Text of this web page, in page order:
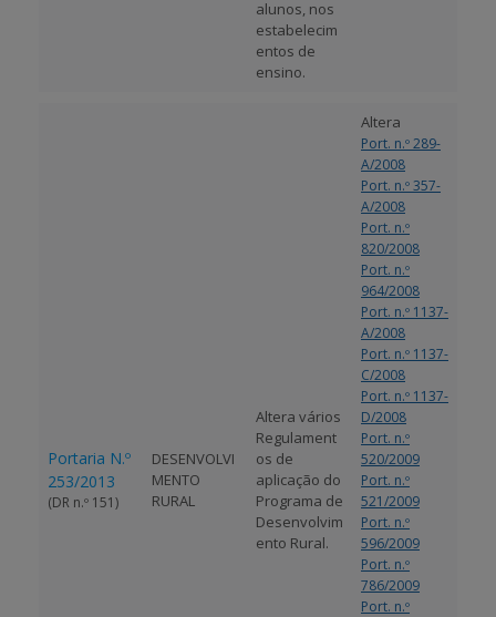
alunos, nos
estabelecim
entos de
ensino.
Portaria N.º
253/2013
(DR n.º 151)
DESENVOLVI
MENTO
RURAL
Altera vários
Regulament
os de
aplicação do
Programa de
Desenvolvim
ento Rural.
Altera
Port. n.º 289-
A/2008
Port. n.º 357-
A/2008
Port. n.º
820/2008
Port. n.º
964/2008
Port. n.º 1137-
A/2008
Port. n.º 1137-
C/2008
Port. n.º 1137-
D/2008
Port. n.º
520/2009
Port. n.º
521/2009
Port. n.º
596/2009
Port. n.º
786/2009
Port. n.º